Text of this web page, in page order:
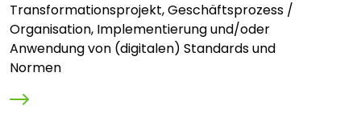
Transformationsprojekt, Geschäftsprozess /
Organisation, Implementierung und/oder
Anwendung von (digitalen) Standards und
Normen